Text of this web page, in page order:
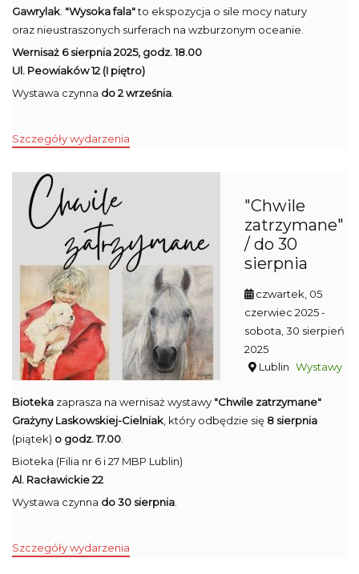
Gawrylak "Wysoka fala"to ekspozycja o sile mocy natury
oraz nieustraszonych surferach na wzburzonym oceanie.
Wernisaż 6 sierpnia 2025, godz. 18.00
Ul. Peowiaków 12 (I piętro)
Wystawa czynna do 2 września
Szczegóły wydarzenia
"Chwile
zatrzymane"
/ do 30
sierpnia
czwartek, 05
czerwiec 2025-
sobota, 30 sierpień
2025
Lublin Wystawy
Bioteka zaprasza na wernisaż wystawy "Chwile zatrzymane"
Grażyny Laskowskiej-Cielniak , który odbędzie się 8 sierpnia
(piątek) o godz. 17.00
Bioteka (Filia nr 6 i 27 MBP Lublin)
Al. Racławickie 22
Wystawa czynna do 30 sierpnia
Szczegóły wydarzenia